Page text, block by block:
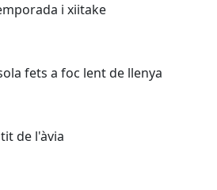
i xiitake
fets a foc lent de llenya
de l'àvia